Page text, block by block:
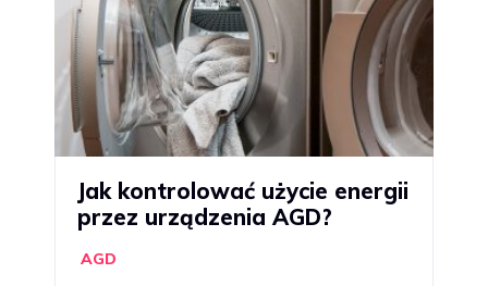
Jak kontrolować użycie energii
przez urządzenia AGD?
AGD